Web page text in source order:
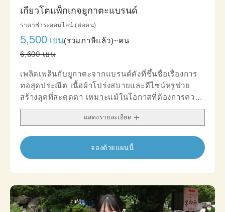
เกียวโตแพ็กเกจยูกาตะแบรนด์
ราคาชำระออนไลน์ (ต่อคน)
5,500 เยน(รวมภาษีแล้ว)~คน
6,600 เยน
เพลิดเพลินกับยูกาตะจากแบรนด์ดังที่ขึ้นชื่อเรื่องการ
ทอสุดประณีต เนื้อผ้าโปร่งสบายและดีไซน์หรูช่วย
สร้างลุคที่สะดุดตา เหมาะแม้ในโอกาสที่ต้องการความ
สุภาพอย่างงานปาร์ตี้หรืออีเวนต์สำคัญ
แสดงรายละเอียด
จองด้วยแผนนี้